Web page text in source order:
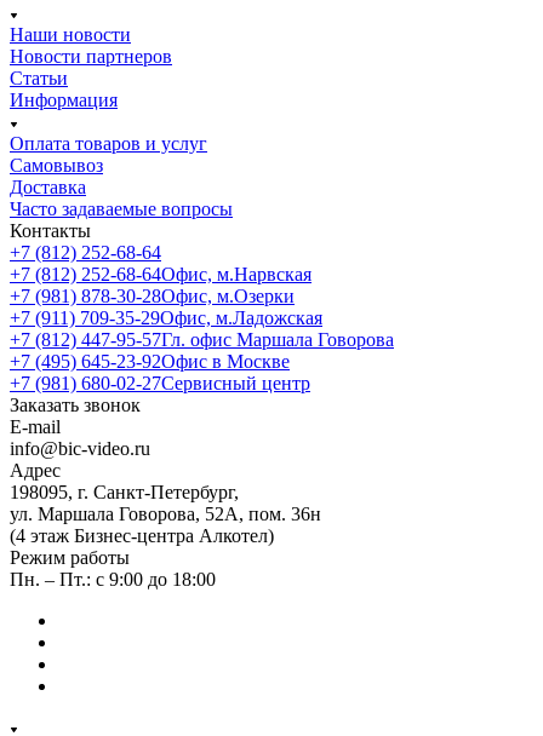
Наши новости
Новости партнеров
Статьи
Информация
Оплата товаров и услуг
Самовывоз
Доставка
Часто задаваемые вопросы
Контакты
+7 (812) 252-68-64
+7 (812) 252-68-64Офис, м.Нарвская
+7 (981) 878-30-28Офис, м.Озерки
+7 (911) 709-35-29Офис, м.Ладожская
+7 (812) 447-95-57Гл. офис Маршала Говорова
+7 (495) 645-23-92Офис в Москве
+7 (981) 680-02-27Сервисный центр
Заказать звонок
E-mail
info@bic-video.ru
Адрес
198095, г. Санкт-Петербург,
ул. Маршала Говорова, 52А, пом. 36н
(4 этаж Бизнес-центра Алкотел)
Режим работы
Пн. – Пт.: с 9:00 до 18:00